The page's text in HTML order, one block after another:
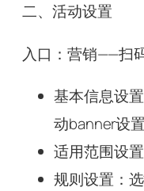
二、活动设置
入口：营销——扫
基本信息设
动banner设置
适用范围设
规则设置：